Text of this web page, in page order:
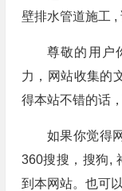
壁排水管道施工 ,
尊敬的用户
力，网站收集的
得本站不错的话
如果你觉得
360搜搜，搜狗,
到本网站。也可